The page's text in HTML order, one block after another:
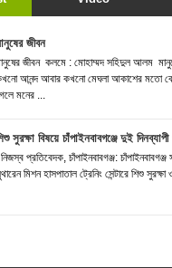
জীবন
জীবন কলমে : মোহাম্মদ সহিদুল আলম
আনন্দ আবার কখনো মেঘলা আকাশের মতো
মনের ...
সুরক্ষা বিষয়ে চাঁপাইনবাবগঞ্জে দুই
নিজস্ব প্রতিবেদক, চাঁপাইনবাবগঞ্জ:
মিশন হাসপাতাল ট্রেনিং সেন্টারে শিশু সুরক্ষা